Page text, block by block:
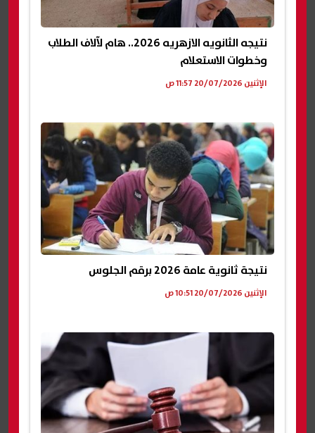
نتيجه الثانويه الازهريه 2026.. هام لآلاف الطلاب
وخطوات الاستعلام
الإثنين 20/07/2026 11:57 ص
نتيجة ثانوية عامة 2026 برقم الجلوس
الإثنين 20/07/2026 10:51 ص